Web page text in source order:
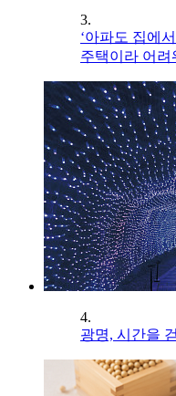
3.
‘아파도 집에
주택이라 어려
4.
광명, 시간을